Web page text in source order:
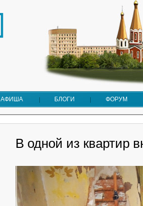
АФИША БЛОГИ ФОРУМ
В одной из квартир